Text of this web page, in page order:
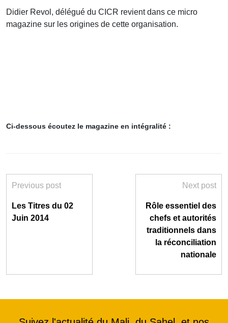
Didier Revol, délégué du CICR revient dans ce micro
magazine sur les origines de cette organisation.
Ci-dessous écoutez le magazine en intégralité :
Previous post
Les Titres du 02
Juin 2014
Next post
Rôle essentiel des
chefs et autorités
traditionnels dans
la réconciliation
nationale